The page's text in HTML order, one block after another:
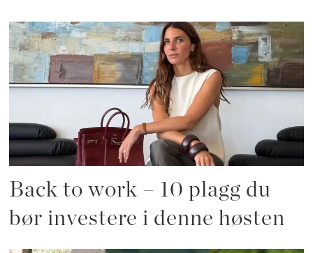
Back to work – 10 plagg du
bør investere i denne høsten